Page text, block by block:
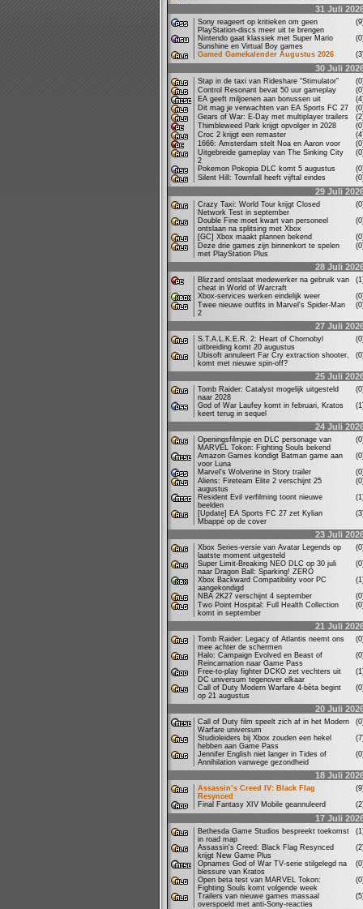
31 Juli
Sony reageert op kritieken om geen
PlayStation-discs meer uit te brengen
Nintendo gaat klassiek met Super Mario
Sunshine en Virtual Boy games
Gamed Gamekalender Augustus 2026
30 Juli
Stap in de taxi van Rideshare “Stimulator”
Control Resonant bevat 50 uur gameplay
EA geeft miljoenen aan bonussen uit
Dit mag je verwachten van EA Sports FC 27
Gears of War: E-Day met multiplayer trailers
Thimbleweed Park krijgt opvolger in 2028
Croc 2 krijgt een remaster
1666: Amsterdam stelt Noa en Aaron voor
Uitgebreide gameplay van The Sinking City
2
Pokemon Pokopia DLC komt 5 augustus
Silent Hill: Townfall heeft vijftal eindes
29 Juli
Crazy Taxi: World Tour krijgt Closed
Network Test in september
Double Fine moet kwart van personeel
ontslaan na splitsing met Xbox
[GC] Xbox maakt plannen bekend
Deze drie games zijn binnenkort te spelen
met PlayStation Plus
28 Juli
Blizzard ontslaat medewerker na gebruik van
cheat in World of Warcraft
Xbox-services werken eindelijk weer
Twee nieuwe outfits in Marvel's Spider-Man
2
27 Juli
S.T.A.L.K.E.R. 2: Heart of Chornobyl
uitbreiding komt 20 augustus
Ubisoft annuleert Far Cry extraction shooter,
komt met nieuwe spin-off?
25 Juli
Tomb Raider: Catalyst mogelijk uitgesteld
naar 2028
God of War Laufey komt in februari, Kratos
keert terug in sequel
24 Juli
Openingsfilmpje en DLC personage van
MARVEL Tokon: Fighting Souls bekend
Amazon Games kondigt Batman game aan
voor Luna
Marvel's Wolverine in Story trailer
Aliens: Fireteam Elite 2 verschijnt 25
augustus
Resident Evil verfilming toont nieuwe
beelden
[Update] EA Sports FC 27 zet Kylian
Mbappé op de cover
23 Juli
Xbox Series-versie van Avatar Legends op
laatste moment uitgesteld
Super Limit-Breaking NEO DLC op 30 juli
naar Dragon Ball: Sparking! ZERO
Xbox Backward Compatibility voor PC
aangekondigd
NBA 2K27 verschijnt 4 september
Two Point Hospital: Full Health Collection
komt in september
21 Juli
Tomb Raider: Legacy of Atlantis neemt ons
mee achter de schermen
Halo: Campaign Evolved en Beast of
Reincarnation naar Game Pass
Free-to-play fighter DCKO zet vechters uit
DC universum tegenover elkaar
Call of Duty Modern Warfare 4-bèta begint
op 21 augustus
20 Juli
Call of Duty film speelt zich af in het Modern
Warfare universum
Studioleiders bij Xbox zouden een hekel
hebben aan Game Pass
Jennifer English niet langer in Tides of
Annihilation vanwege gezondheid
18 Juli
Assassin’s Creed IV: Black Flag
Resynced
Final Fantasy XIV Mobile geannuleerd
17 Juli
Bethesda Game Studios bespreekt toekomst
in road map
Assassin's Creed: Black Flag Resynced
krijgt New Game Plus
Opnames God of War TV-serie stilgelegd na
blessure van Kratos
Open beta test van MARVEL Tokon:
Fighting Souls komt volgende week
Trailers van nieuwe games massaal
overspoeld met anti-Sony-reacties